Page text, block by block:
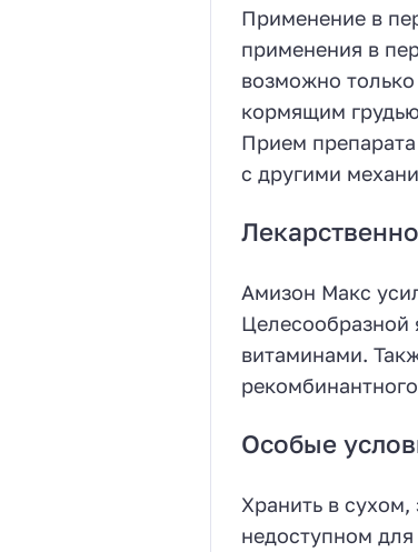
Применение в
применения в
возможно
кормящим
Прием
с другими
Амизон Макс
Целесообразной
витаминами.
Особые
Хранить в
недоступном для